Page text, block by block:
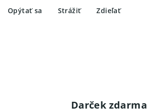
Opýtať sa Strážiť Zdieľať
Darček zdarma